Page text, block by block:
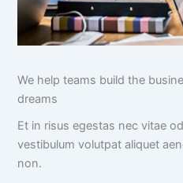
We help teams build the
dreams
Et in risus egestas nec vitae
vestibulum volutpat aliquet
non.